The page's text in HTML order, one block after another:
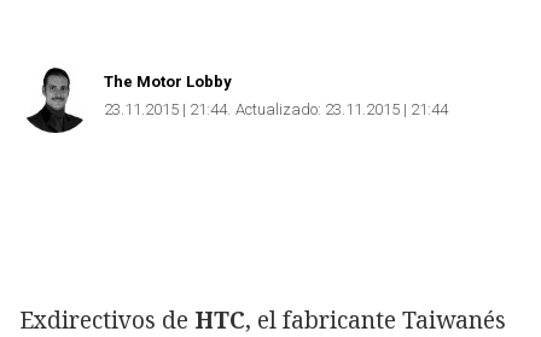
The Motor Lobby
23.11.2015 | 21:44 Actualizado: 23.11.2015 | 21:44
Exdirectivos de HTC, el fabricante Taiwanés